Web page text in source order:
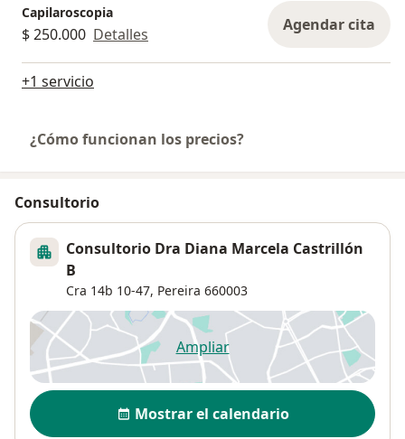
Capilaroscopia
$ 250.000 Detalles Agendar cita
+1 servicio
¿Cómo funcionan los precios?
Consultorio
Consultorio Dra Diana Marcela Castrillón
B
Cra 14b 10-47, Pereira 660003
Ampliarse abre en una nueva
Disponibilidad
Mostrar el calendario